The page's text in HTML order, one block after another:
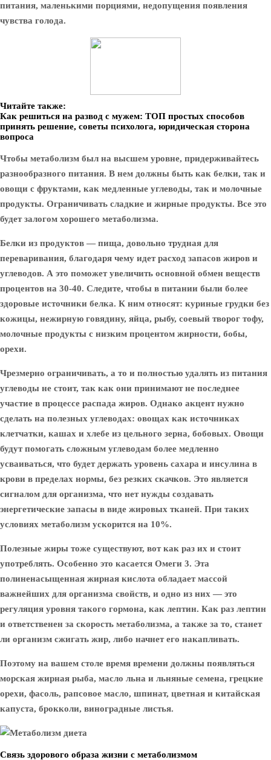
питания, маленькими порциями, недопущения появления
чувства голода.
Читайте также:
Как решиться на развод с мужем: ТОП простых способов
принять решение, советы психолога, юридическая сторона
вопроса
Чтобы метаболизм был на высшем уровне, придерживайтесь
разнообразного питания. В нем должны быть как белки, так и
овощи с фруктами, как медленные углеводы, так и молочные
продукты. Ограничивать сладкие и жирные продукты. Все это
будет залогом хорошего метаболизма.
Белки из продуктов — пища, довольно трудная для
переваривания, благодаря чему идет расход запасов жиров и
углеводов. А это поможет увеличить основной обмен веществ
процентов на 30-40. Следите, чтобы в питании были более
здоровые источники белка. К ним относят: куриные грудки без
кожицы, нежирную говядину, яйца, рыбу, соевый творог тофу,
молочные продукты с низким процентом жирности, бобы,
орехи.
Чрезмерно ограничивать, а то и полностью удалять из питания
углеводы не стоит, так как они принимают не последнее
участие в процессе распада жиров. Однако акцент нужно
сделать на полезных углеводах: овощах как источниках
клетчатки, кашах и хлебе из цельного зерна, бобовых. Овощи
будут помогать сложным углеводам более медленно
усваиваться, что будет держать уровень сахара и инсулина в
крови в пределах нормы, без резких скачков. Это является
сигналом для организма, что нет нужды создавать
энергетические запасы в виде жировых тканей. При таких
условиях метаболизм ускорится на 10%.
Полезные жиры тоже существуют, вот как раз их и стоит
употреблять. Особенно это касается Омеги 3. Эта
полиненасыщенная жирная кислота обладает массой
важнейших для организма свойств, и одно из них — это
регуляция уровня такого гормона, как лептин. Как раз лептин
и ответственен за скорость метаболизма, а также за то, станет
ли организм сжигать жир, либо начнет его накапливать.
Поэтому на вашем столе время времени должны появляться
морская жирная рыба, масло льна и льняные семена, грецкие
орехи, фасоль, рапсовое масло, шпинат, цветная и китайская
капуста, брокколи, виноградные листья.
Связь здорового образа жизни с метаболизмом